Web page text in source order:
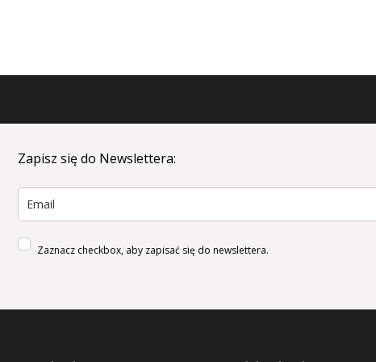
Zapisz się do Newslettera:
Podaj
adres
Zaznacz checkbox, aby zapisać się do newslettera.